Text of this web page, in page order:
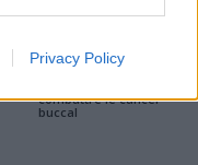
Privacy Policy
Santé
Un chewing-gum
combattre le cancer
buccal